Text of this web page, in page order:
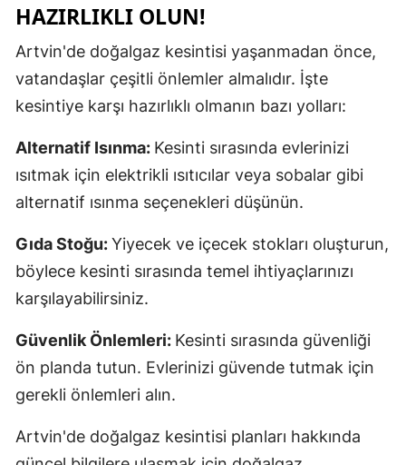
Trabzon
Tunceli
Şanlıurfa
Yozgat
Aksaray
Bayburt
Kırıkkale
HAZIRLIKLI OLUN!
Artvin'de doğalgaz kesintisi yaşanmadan önce,
vatandaşlar çeşitli önlemler almalıdır. İşte
kesintiye karşı hazırlıklı olmanın bazı yolları:
Alternatif Isınma: Kesinti sırasında evlerinizi
ısıtmak için elektrikli ısıtıcılar veya sobalar gibi
alternatif ısınma seçenekleri düşünün.
Gıda Stoğu:Yiyecek ve içecek stokları oluşturun,
böylece kesinti sırasında temel ihtiyaçlarınızı
karşılayabilirsiniz.
Güvenlik Önlemleri: Kesinti sırasında güvenliği
ön planda tutun. Evlerinizi güvende tutmak için
gerekli önlemleri alın.
Artvin'de doğalgaz kesintisi planları hakkında